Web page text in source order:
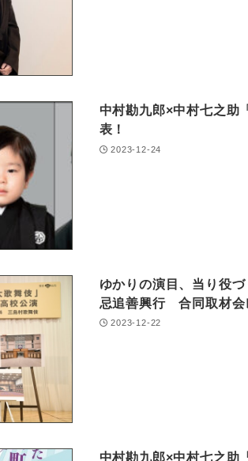
中村勘九郎×中村七之助
表！
2023-12-24
ゆかりの演目、当り役
忌追善興行 合同取材会
2023-12-22
中村勘九郎×中村七之助